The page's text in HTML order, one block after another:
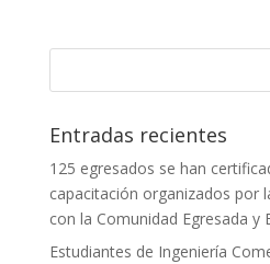
Entradas recientes
125 egresados se han
capacitación organizados por
con la Comunidad Egresada y
Estudiantes de Ingeniería